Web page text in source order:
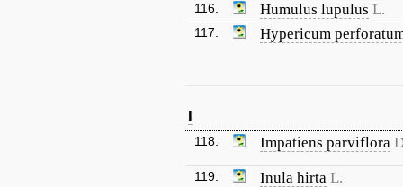
116. Humulus lupulus L.
117. Hypericum
I
118. Impatiens parviflora
119. Inula hirta L.